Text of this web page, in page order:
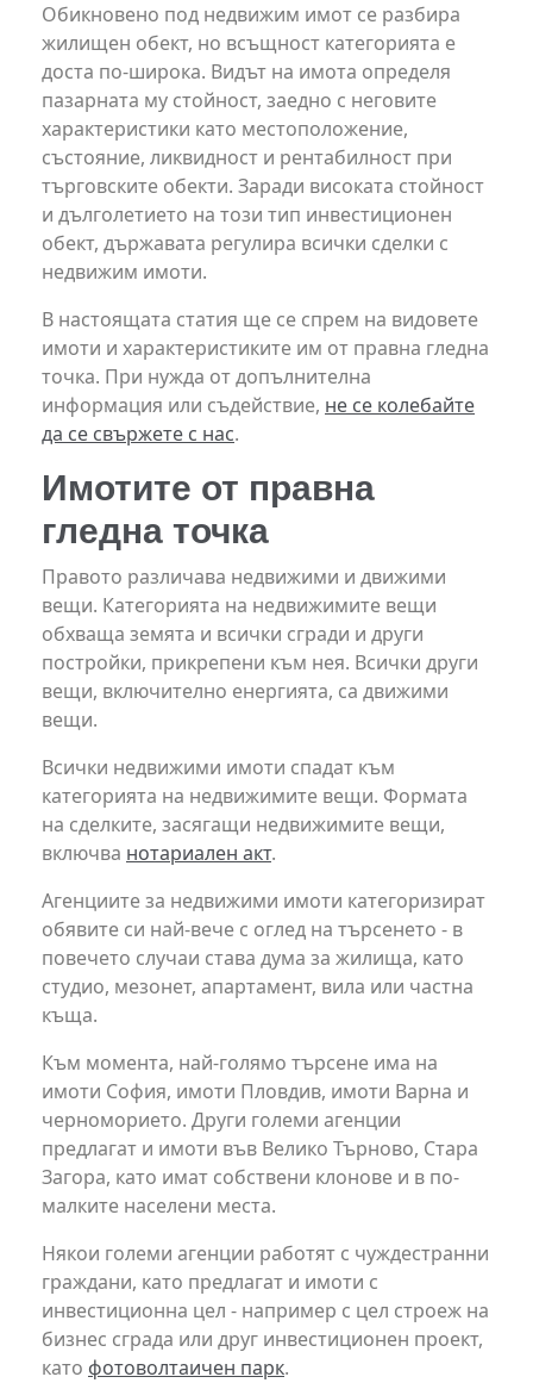
Обикновено под недвижим имот се разбира
жилищен обект, но всъщност категорията е
доста по-широка. Видът на имота определя
пазарната му стойност, заедно с неговите
характеристики като местоположение,
състояние, ликвидност и рентабилност при
търговските обекти. Заради високата стойност
и дълголетието на този тип инвестиционен
обект, държавата регулира всички сделки с
недвижим имоти.
В настоящата статия ще се спрем на видовете
имоти и характеристиките им от правна гледна
точка. При нужда от допълнителна
информация или съдействие, не се колебайте
да се свържете с нас.
Имотите от правна
гледна точка
Правото различава недвижими и движими
вещи. Категорията на недвижимите вещи
обхваща земята и всички сгради и други
постройки, прикрепени към нея. Всички други
вещи, включително енергията, са движими
вещи.
Всички недвижими имоти спадат към
категорията на недвижимите вещи. Формата
на сделките, засягащи недвижимите вещи,
включва нотариален акт.
Агенциите за недвижими имоти категоризират
обявите си най-вече с оглед на търсенето - в
повечето случаи става дума за жилища, като
студио, мезонет, апартамент, вила или частна
къща.
Към момента, най-голямо търсене има на
имоти София, имоти Пловдив, имоти Варна и
черноморието. Други големи агенции
предлагат и имоти във Велико Търново, Стара
Загора, като имат собствени клонове и в по-
малките населени места.
Някои големи агенции работят с чуждестранни
граждани, като предлагат и имоти с
инвестиционна цел - например с цел строеж на
бизнес сграда или друг инвестиционен проект,
като фотоволтаичен парк.